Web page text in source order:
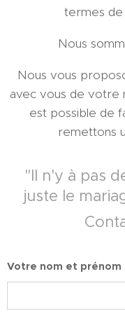
termes
Nous
Nous vous
avec vous de votre
est possible de
remettons
"Il n'y à pas
juste le
Votre nom et prénom